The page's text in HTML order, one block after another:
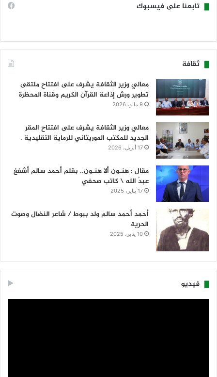
تابعنا على فيسبوك
ثقافة
معالي وزير الثقافة يشرف على افتتاح ملتقى
تطوير ورش إذاعة القرآن الكريم وقناة المحظرة
9 مايو، 2026
معالي وزير الثقافة يشرف على افتتاح المقر
الجديد للمكتب الموريتاني للرماية التقليدية .
17 أبريل، 2026
مقال : هنـون ألا هنـون.. بقلم أحمد سالم أشفغ
عبدُ الله \ كاتب صحفي
17 يناير، 2025
أحمد أحمد سالم ولد ببوط / شاعر النضال وصوت
الحرية
10 يناير، 2025
فيديو